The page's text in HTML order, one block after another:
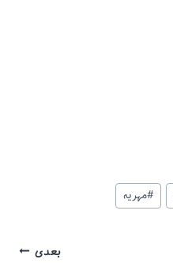
#مهریه
بعدی